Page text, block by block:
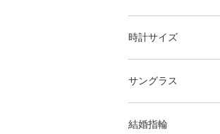
時計サイズ
サングラス
結婚指輪